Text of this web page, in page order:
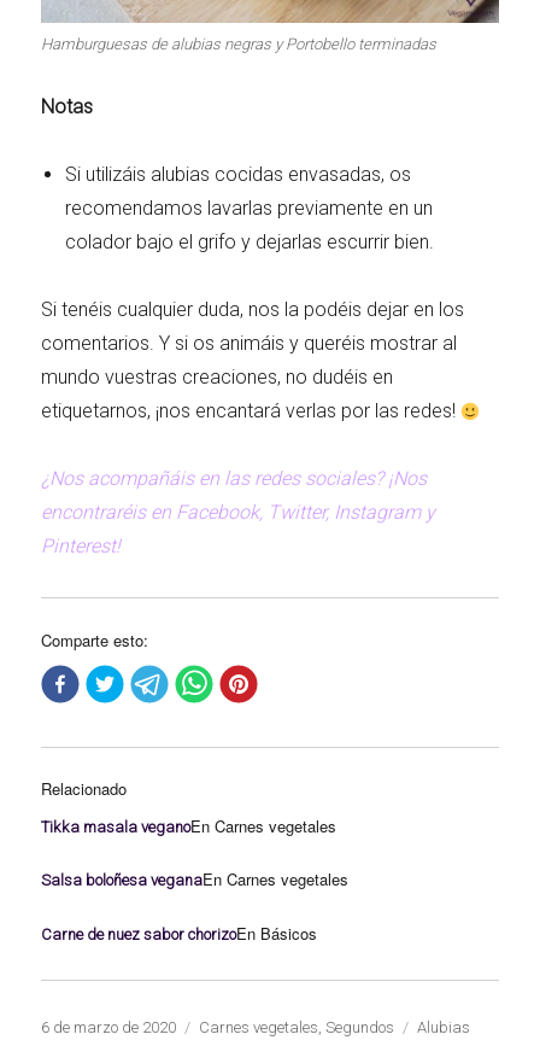
Hamburguesas de alubias negras y Portobello terminadas
Notas
Si utilizáis alubias cocidas envasadas, os
recomendamos lavarlas previamente en un
colador bajo el grifo y dejarlas escurrir bien.
Si tenéis cualquier duda, nos la podéis dejar en los
comentarios. Y si os animáis y queréis mostrar al
mundo vuestras creaciones, no dudéis en
etiquetarnos, ¡nos encantará verlas por las redes!
¿Nos acompañáis en las redes sociales? ¡Nos
encontraréis en Facebook, Twitter, Instagram y
Pinterest!
Comparte esto:
Relacionado
Tikka masala veganoEn Carnes vegetales
Salsa boloñesa veganaEn Carnes vegetales
Carne de nuez sabor chorizoEn Básicos
Publicado
6 de marzo de 2020 Categorías
Carnes vegetales,Segundos Etiquetas
Alubias